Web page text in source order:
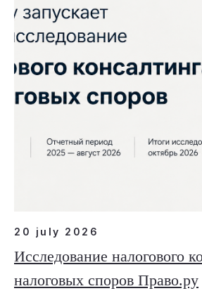
20 july 2026
Исследование налогового
налоговых споров Право.ру